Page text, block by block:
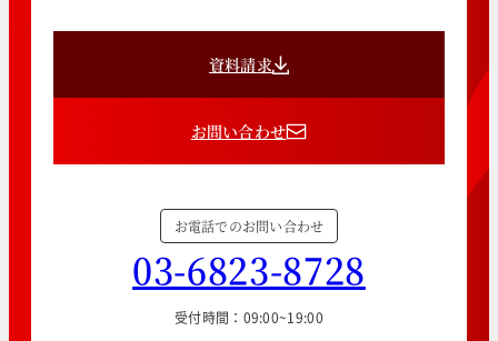
資料請求
お問い合わせ
お電話でのお問い合わせ
03-6823-8728
受付時間：09:00~19:00